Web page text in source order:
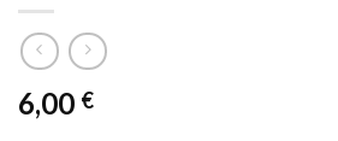
6,00 €